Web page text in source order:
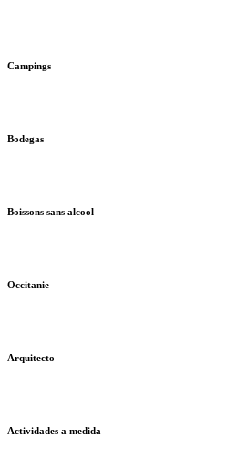
Campings
Bodegas
Boissons sans alcool
Occitanie
Arquitecto
Actividades a medida